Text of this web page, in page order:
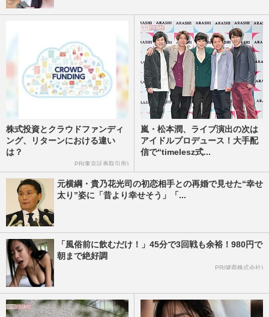
株式投資とクラウドファンディ
ング、リターンにおける違い
は？
PR(東京証券取引所)
嵐・松本潤、ライブ演出の次は
アイドルプロデュース！大手配
信で“timelesz式...
元横綱・貴乃花光司の初恋相手との再婚で見せた“幸せ
太り”姿に「昔より幸せそう」「...
「風俗前に飲むだけ！」45分で3回戦も余裕！980円で
朝まで絶好調
PR(健商株式会社)